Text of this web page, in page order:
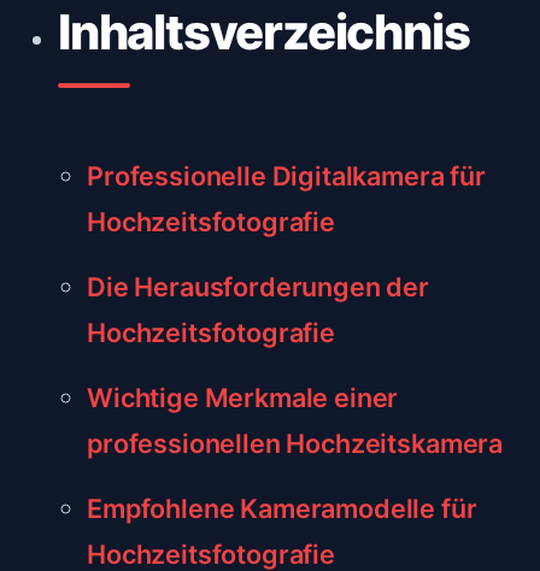
Inhaltsverzeichnis
Professionelle Digitalkamera für
Hochzeitsfotografie
Die Herausforderungen der
Hochzeitsfotografie
Wichtige Merkmale einer
professionellen Hochzeitskamera
Empfohlene Kameramodelle für
Hochzeitsfotografie